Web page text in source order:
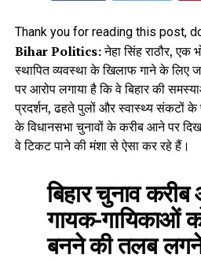
Thank you for reading this post,
Bihar Politics:नेहा सिंह राठौर, एक
स्थापित व्यवस्था के खिलाफ गाने के लिए
पर आरोप लगाया है कि वे बिहार की
प्रदर्शन, ढहते पुलों और स्वास्थ्य संकटों
के विधानसभा चुनावों के करीब आने पर
वे टिकट पाने की मंशा से ऐसा कर रहे हैं।
बिहार चुनाव
गायक-गायिकाओं
बनने की तलब